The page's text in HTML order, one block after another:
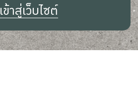
เข้าสู่เว็บไซต์